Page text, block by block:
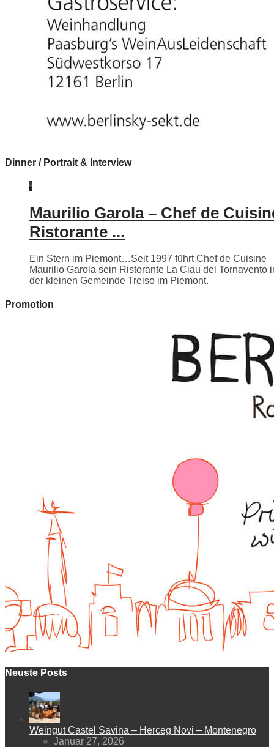
Dinner / Portrait & Interview
Maurilio Garola – Chef de
Ristorante ...
Ein Stern im Piemont…Seit 1997 führt Chef de Cuisine
Maurilio Garola sein Ristorante La Ciau del Tornavento
der kleinen Gemeinde Treiso im Piemont.
Promotion
Neuste Posts
Weingut Castel Savina – Herceg Novi – Montenegro
Januar 27, 2026